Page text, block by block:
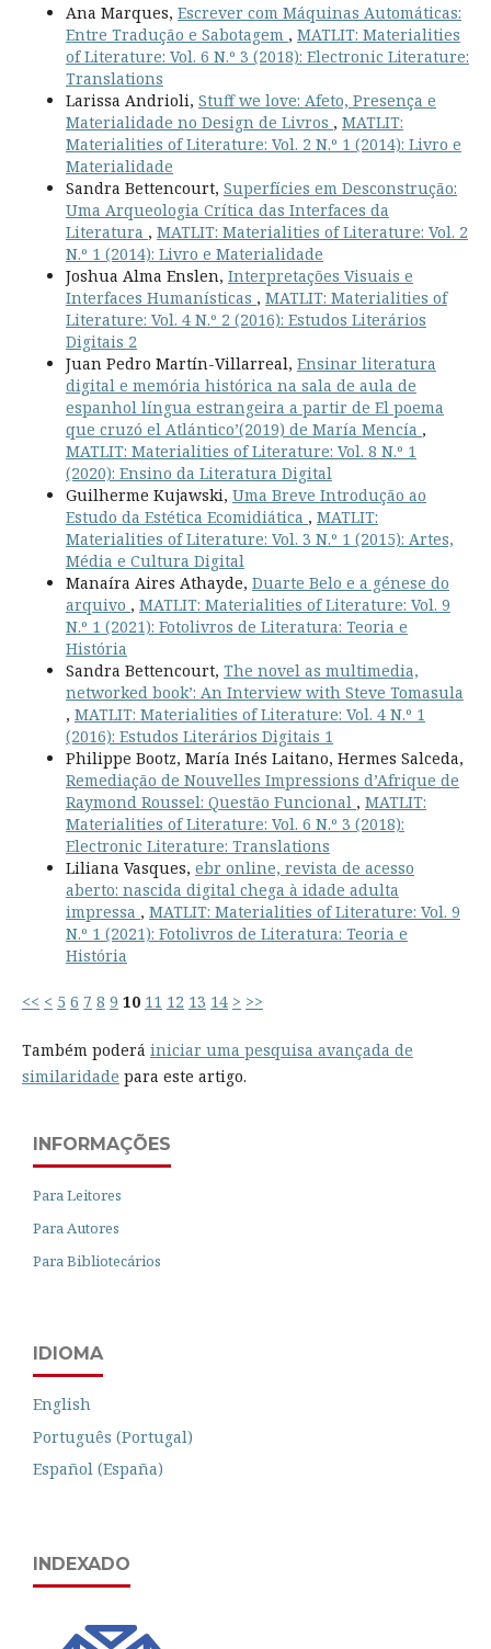
Ana Marques, Escrever com Máquinas Automáticas:
Entre Tradução e Sabotagem , MATLIT: Materialities
of Literature: Vol. 6 N.º 3 (2018): Electronic Literature:
Translations
Larissa Andrioli, Stuff we love: Afeto, Presença e
Materialidade no Design de Livros , MATLIT:
Materialities of Literature: Vol. 2 N.º 1 (2014): Livro e
Materialidade
Sandra Bettencourt, Superfícies em Desconstrução:
Uma Arqueologia Crítica das Interfaces da
Literatura , MATLIT: Materialities of Literature: Vol. 2
N.º 1 (2014): Livro e Materialidade
Joshua Alma Enslen, Interpretações Visuais e
Interfaces Humanísticas , MATLIT: Materialities of
Literature: Vol. 4 N.º 2 (2016): Estudos Literários
Digitais 2
Juan Pedro Martín-Villarreal, Ensinar literatura
digital e memória histórica na sala de aula de
espanhol língua estrangeira a partir de El poema
que cruzó el Atlántico’(2019) de María Mencía ,
MATLIT: Materialities of Literature: Vol. 8 N.º 1
(2020): Ensino da Literatura Digital
Guilherme Kujawski, Uma Breve Introdução ao
Estudo da Estética Ecomidiática , MATLIT:
Materialities of Literature: Vol. 3 N.º 1 (2015): Artes,
Média e Cultura Digital
Manaíra Aires Athayde, Duarte Belo e a génese do
arquivo , MATLIT: Materialities of Literature: Vol. 9
N.º 1 (2021): Fotolivros de Literatura: Teoria e
História
Sandra Bettencourt, The novel as multimedia,
networked book’: An Interview with Steve Tomasula
, MATLIT: Materialities of Literature: Vol. 4 N.º 1
(2016): Estudos Literários Digitais 1
Philippe Bootz, María Inés Laitano, Hermes Salceda,
Remediação de Nouvelles Impressions d’Afrique de
Raymond Roussel: Questão Funcional , MATLIT:
Materialities of Literature: Vol. 6 N.º 3 (2018):
Electronic Literature: Translations
Liliana Vasques, ebr online, revista de acesso
aberto: nascida digital chega à idade adulta
impressa , MATLIT: Materialities of Literature: Vol. 9
N.º 1 (2021): Fotolivros de Literatura: Teoria e
História
<< < 5 6 7 8 9 10 11 12 13 14 > >>
Também poderá iniciar uma pesquisa avançada de
similaridade para este artigo.
INFORMAÇÕES
Para Leitores
Para Autores
Para Bibliotecários
IDIOMA
English
Português (Portugal)
Español (España)
INDEXADO